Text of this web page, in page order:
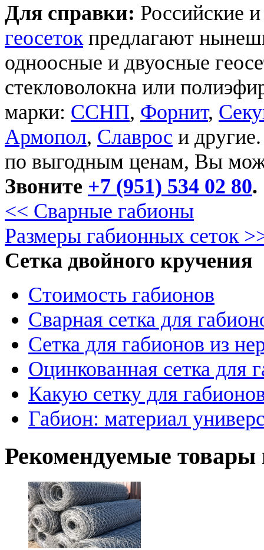
Для справки: Российские
геосеток предлагают
одноосные и двуосные
стекловолокна или
марки: ССНП, Форнит,
Армопол, Славрос и
по выгодным ценам, Вы
Звоните +7 (951) 534 02 80.
<< Сварные габионы
Размеры габионных сеток
Сетка двойного кручения
Стоимость габионов
Сварная сетка для
Сетка для габионов из
Оцинкованная сетка для
Какую сетку для
Габион: материал
Рекомендуемые товары